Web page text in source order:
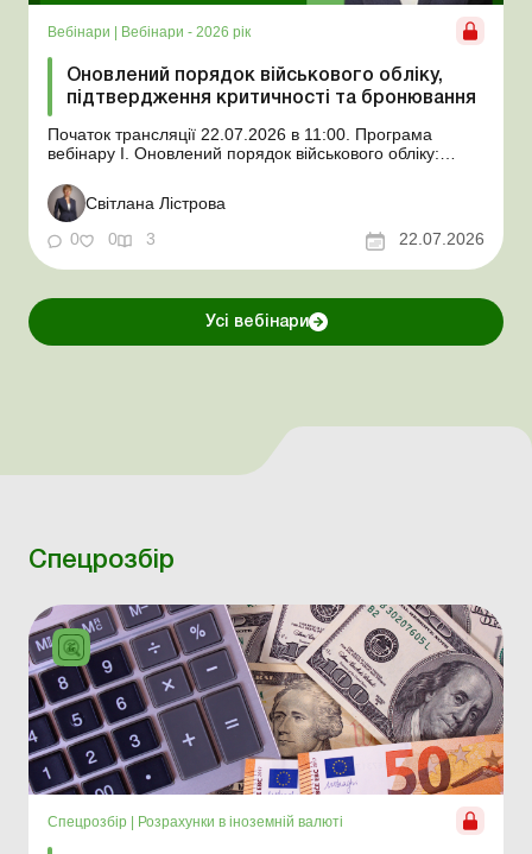
Вебінари Вебінари - 2026 рік
Оновлений порядок військового обліку,
підтвердження критичності та бронювання
Початок трансляції 22.07.2026 в 11:00. Програма
вебінару І. Оновлений порядок військового обліку:
роботу; перевірка «свіжого» ВОД і як відлічувати 72
години; звірили з Реєстром, а дані не збігаються: не
приймаємо ...
Світлана Лістрова
0
0 3 22.07.2026
Усі вебінари
Спецрозбір
Спецрозбір | Розрахунки в іноземній валюті